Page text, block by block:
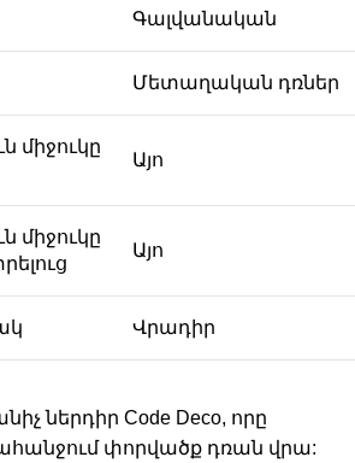
Գալվանական
Մետաղական դռներ
միջուկը
Այո
միջուկը
Այո
Վրադիր
ներդիր Code Deco, որը
փորվածք դռան վրա: